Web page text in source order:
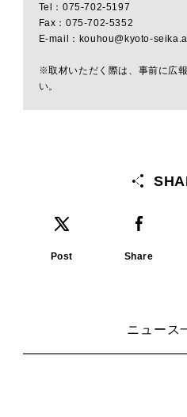
Tel：075-702-5197
Fax：075-702-5352
E-mail：kouhou@kyoto-
※取材いただく際は、事前に広
い。
Post Share
ニュース